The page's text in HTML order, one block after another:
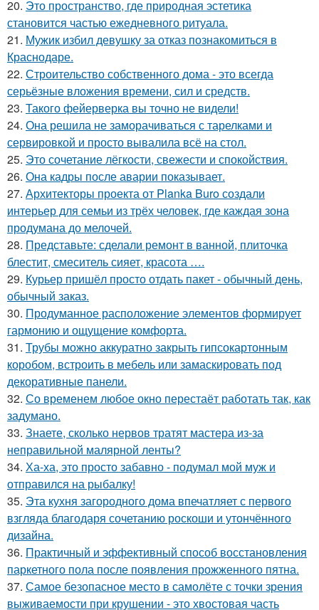
20. Это пространство, где природная эстетика
становится частью ежедневного ритуала.
21. Мужик избил девушку за отказ познакомиться в
Краснодаре.
22. Строительство собственного дома - это всегда
серьёзные вложения времени, сил и средств.
23. Такого фейерверка вы точно не видели!
24. Она решила не заморачиваться с тарелками и
сервировкой и просто вывалила всё на стол.
25. Это сочетание лёгкости, свежести и спокойствия.
26. Она кадры после аварии показывает.
27. Архитекторы проекта от Planka Buro создали
интерьер для семьи из трёх человек, где каждая зона
продумана до мелочей.
28. Представьте: сделали ремонт в ванной, плиточка
блестит, смеситель сияет, красота ….
29. Курьер пришёл просто отдать пакет - обычный день,
обычный заказ.
30. Продуманное расположение элементов формирует
гармонию и ощущение комфорта.
31. Трубы можно аккуратно закрыть гипсокартонным
коробом, встроить в мебель или замаскировать под
декоративные панели.
32. Со временем любое окно перестаёт работать так, как
задумано.
33. Знаете, сколько нервов тратят мастера из-за
неправильной малярной ленты?
34. Ха-ха, это просто забавно - подумал мой муж и
отправился на рыбалку!
35. Эта кухня загородного дома впечатляет с первого
взгляда благодаря сочетанию роскоши и утончённого
дизайна.
36. Практичный и эффективный способ восстановления
паркетного пола после появления прожженного пятна.
37. Самое безопасное место в самолёте с точки зрения
выживаемости при крушении - это хвостовая часть